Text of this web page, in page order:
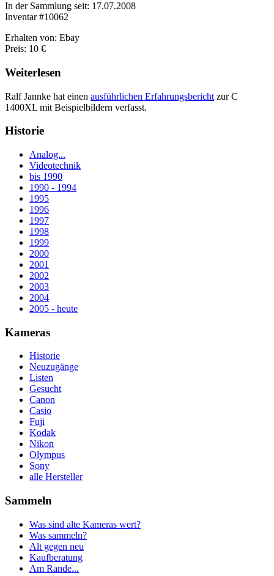
In der Sammlung seit: 17.07.2008
Inventar #10062
Erhalten von: Ebay
Preis: 10 €
Weiterlesen
Ralf Jannke hat einen ausführlichen Erfahrungsbericht zur C
1400XL mit Beispielbildern verfasst.
Historie
Analog...
Videotechnik
bis 1990
1990 - 1994
1995
1996
1997
1998
1999
2000
2001
2002
2003
2004
2005 - heute
Kameras
Historie
Neuzugänge
Listen
Gesucht
Canon
Casio
Fuji
Kodak
Nikon
Olympus
Sony
alle Hersteller
Sammeln
Was sind alte Kameras wert?
Was sammeln?
Alt gegen neu
Kaufberatung
Am Rande...